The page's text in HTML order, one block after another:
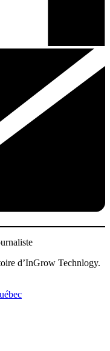
d’InGrow Technlogy.